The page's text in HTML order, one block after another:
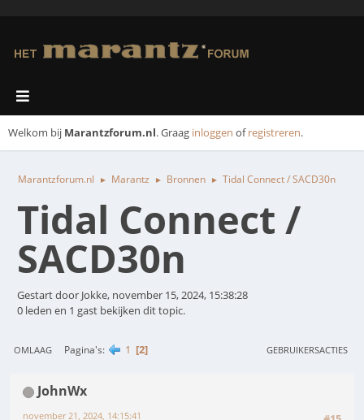
Welkom bij Marantzforum.nl. Graag inloggen ofregistreren.
Marantzforum.nl ► Marantz ► Bronnen ► Tidal Connect / SACD30n
Tidal Connect /
SACD30n
Gestart door Jokke, november 15, 2024, 15:38:28
0 leden en 1 gast bekijken dit topic.
OMLAAG Pagina's 1 2 GEBRUIKERSACTIES
JohnWx
november 21, 2024, 14:15:41